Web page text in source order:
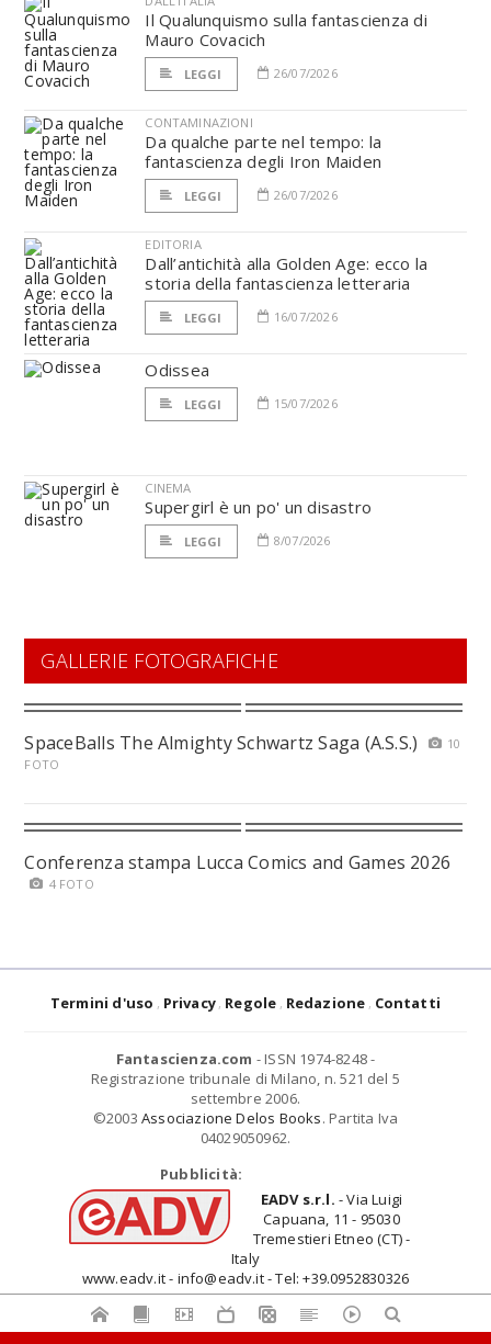
Il Qualunquismo sulla fantascienza di
Mauro Covacich
LEGGI 26/07/2026
CONTAMINAZIONI
Da qualche parte nel tempo: la
fantascienza degli Iron Maiden
LEGGI 26/07/2026
EDITORIA
Dall’antichità alla Golden Age: ecco la
storia della fantascienza letteraria
LEGGI 16/07/2026
Odissea
LEGGI 15/07/2026
CINEMA
Supergirl è un po' un disastro
LEGGI 8/07/2026
GALLERIE FOTOGRAFICHE
SpaceBalls The Almighty Schwartz Saga (A.S.S.)
10
FOTO
Conferenza stampa Lucca Comics and Games 2026
4 FOTO
Termini d'uso Privacy Regole Redazione Contatti
Fantascienza.com - ISSN 1974-8248 -
Registrazione tribunale di Milano, n. 521 del 5
settembre 2006.
©2003 Associazione Delos Books. Partita Iva
04029050962.
Pubblicità:
EADV s.r.l. - Via Luigi
Capuana, 11 - 95030
Tremestieri Etneo (CT) -
Italy
www.eadv.it - info@eadv.it - Tel: +39.0952830326